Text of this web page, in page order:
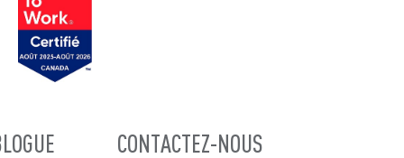
CONTACTEZ-NOUS